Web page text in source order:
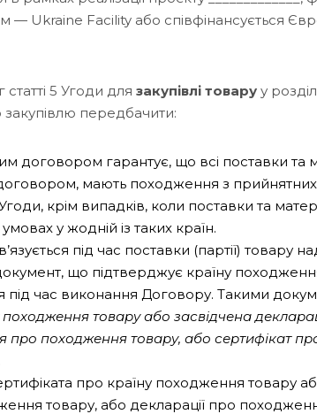
Ukraine Facility або співфінансується
5 Угоди для закупівлі товару у
передбачити:
договором гарантує, що всі поставки та
мають походження з прийнятних
Угоди, крім випадків, коли поставки та
у жодній із таких країн.
під час поставки (партії) товару
що підтверджує країну походження
під час виконання Договору. Такими
походження товару або засвідчена
про походження товару, або сертифікат
про країну походження товару
товару, або декларації про